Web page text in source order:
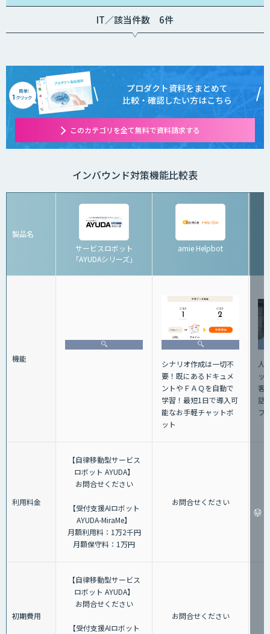
IT／該当件数 6件
プロダクト資料をまとめて
比較・確認したい方はこちら
このカテゴリを全て無料で資料請求する
インバウンド対策機能比較表
製品名
サービスロボット
「AYUDAシリーズ」
amie Helpbot
機能
シナリオ作成は一切不
要！既にあるドキュメ
ントやＦＡＱを自動で
学習！最短1日で導入可
能なお手軽チャットボ
ット
人
ッ
客
話
フ
利用料金
【自律移動型サービス
ロボット AYUDA】
お問合せください
【受付支援AIロボット
AYUDA-MiraMe】
月額利用料：1万2千円
月額保守料：1万円
お問合せください
初期費用
【自律移動型サービス
ロボット AYUDA】
お問合せください
【受付支援AIロボット
お問合せください